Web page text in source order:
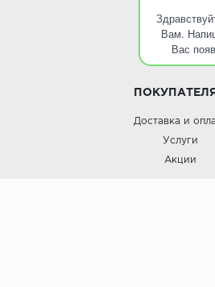
Вам.
Вас
О компании
Доставка и
Услуги
Акции